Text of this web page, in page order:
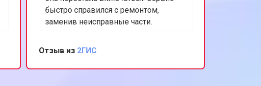
быстро справился с ремонтом,
заменив неисправные части.
Осталась впечатлена их
профессионализмом и
внимательным отношением к
клиентам. Буду рекомендовать их
Отзыв из 2ГИС